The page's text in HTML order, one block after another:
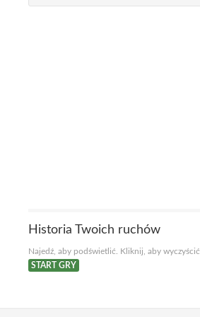
Historia Twoich ruchów
Najedź, aby podświetlić. Kliknij, aby wyczyścić.
START GRY